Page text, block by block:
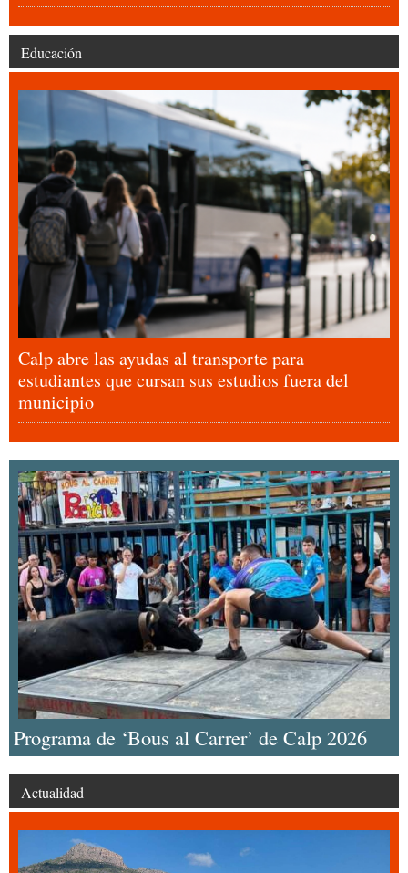
Educación
Calp abre las ayudas al transporte para
estudiantes que cursan sus estudios fuera del
municipio
Programa de ‘Bous al Carrer’ de Calp 2026
Actualidad